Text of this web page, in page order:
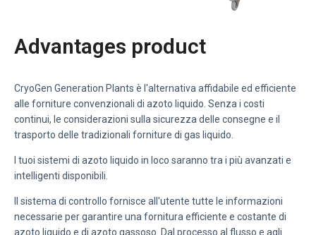
Advantages product
CryoGen Generation Plants è l'alternativa affidabile ed efficiente
alle forniture convenzionali di azoto liquido. Senza i costi
continui, le considerazioni sulla sicurezza delle consegne e il
trasporto delle tradizionali forniture di gas liquido.
I tuoi sistemi di azoto liquido in loco saranno tra i più avanzati e
intelligenti disponibili.
Il sistema di controllo fornisce all'utente tutte le informazioni
necessarie per garantire una fornitura efficiente e costante di
azoto liquido e di azoto gassoso. Dal processo al flusso e agli